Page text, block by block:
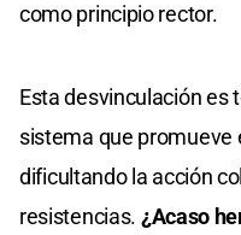
como principio rector.
Esta desvinculación es
sistema que promueve
dificultando la acción
resistencias. ¿Acaso